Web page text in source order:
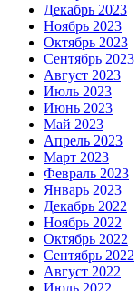
Декабрь 2023
Ноябрь 2023
Октябрь 2023
Сентябрь 2023
Август 2023
Июль 2023
Июнь 2023
Май 2023
Апрель 2023
Март 2023
Февраль 2023
Январь 2023
Декабрь 2022
Ноябрь 2022
Октябрь 2022
Сентябрь 2022
Август 2022
Июль 2022